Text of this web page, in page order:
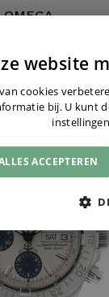
OMEGA
€ 5.150,-website
cookies
bij. U kunt
ACCEPTEREN